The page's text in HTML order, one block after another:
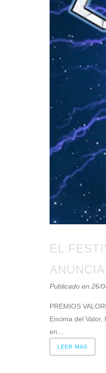
EL
Publicado en 26/
PREMIOS
Encima del
en...
LEER MAS